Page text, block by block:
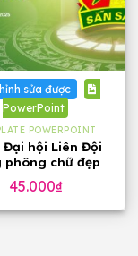
sửa được
PowerPoint
POWERPOINT
Đại hội Liên Đội
phông chữ đẹp
45.000₫